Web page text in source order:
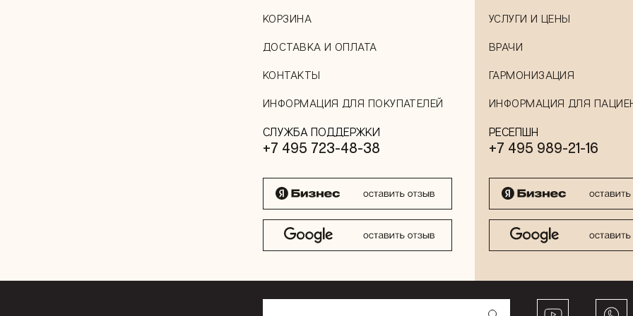
КОРЗИНА
ДОСТАВКА И ОПЛАТА
КОНТАКТЫ
ИНФОРМАЦИЯ ДЛЯ ПОКУПАТЕЛЕЙ
СЛУЖБА ПОДДЕРЖКИ
+7 495 723-48-38
УСЛУГИ И ЦЕНЫ
ВРАЧИ
ГАРМОНИЗАЦИЯ
ИНФОРМАЦИЯ ДЛЯ
РЕСЕПШН
+7 495 989-21-16